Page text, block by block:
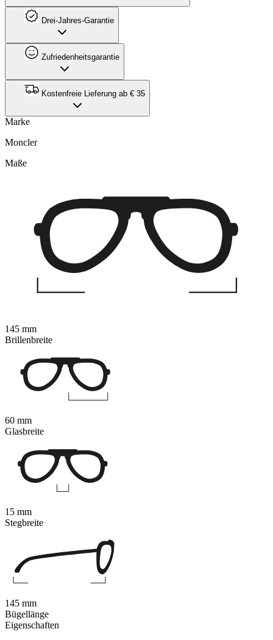
Drei-Jahres-Garantie
Zufriedenheitsgarantie
Kostenfreie Lieferung ab € 35
Marke
Moncler
Eigenschaften
Maße
145 mm
Brillenbreite
60 mm
Glasbreite
15 mm
Stegbreite
145 mm
Bügellänge